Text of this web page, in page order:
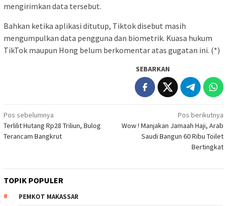
mengirimkan data tersebut.
Bahkan ketika aplikasi ditutup, Tiktok disebut masih
mengumpulkan data pengguna dan biometrik. Kuasa hukum
TikTok maupun Hong belum berkomentar atas gugatan ini. (*)
SEBARKAN
Navigasi
pos
Pos sebelumnya
Terlilit Hutang Rp28 Triliun, Bulog
Terancam Bangkrut
Pos berikutnya
Wow ! Manjakan Jamaah Haji, Arab
Saudi Bangun 60 Ribu Toilet
Bertingkat
TOPIK POPULER
PEMKOT MAKASSAR